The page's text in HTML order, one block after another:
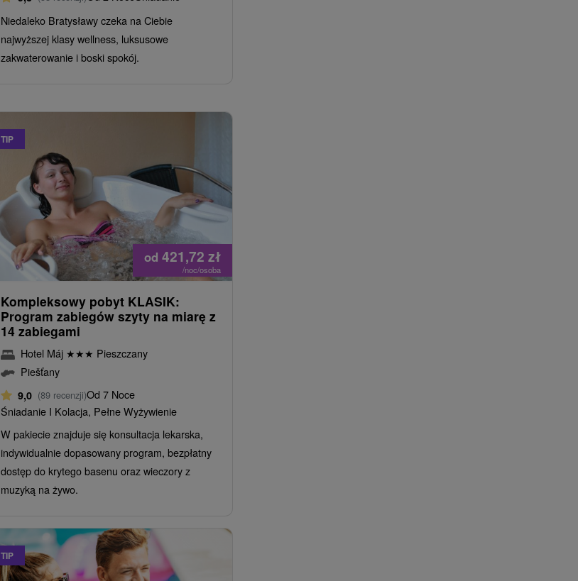
Niedaleko Bratysławy czeka na Ciebie
najwyższej klasy wellness, luksusowe
zakwaterowanie i boski spokój.
TIP
od 421,72 zł
/noc/osoba
Kompleksowy pobyt KLASIK:
Program zabiegów szyty na miarę z
14 zabiegami
Hotel Máj ★★★ Pieszczany
Piešťany
9,0 (89 recenzji)Od 7 Noce
Śniadanie I Kolacja, Pełne Wyżywienie
W pakiecie znajduje się konsultacja lekarska,
indywidualnie dopasowany program, bezpłatny
dostęp do krytego basenu oraz wieczory z
muzyką na żywo.
TIP